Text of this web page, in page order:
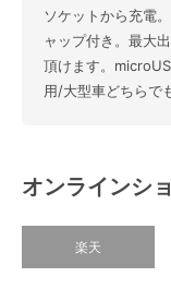
ソケットから充電
ャップ付き。最大
頂けます。
用/大型車どちらで
オンラインシ
楽天